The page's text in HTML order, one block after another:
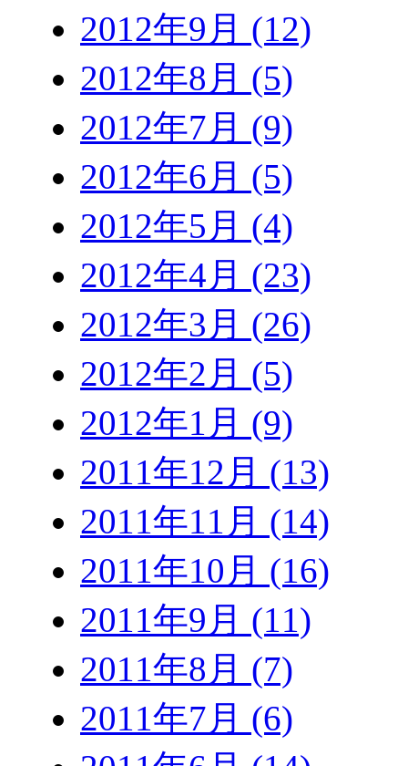
2012年9月 (12)
2012年8月 (5)
2012年7月 (9)
2012年6月 (5)
2012年5月 (4)
2012年4月 (23)
2012年3月 (26)
2012年2月 (5)
2012年1月 (9)
2011年12月 (13)
2011年11月 (14)
2011年10月 (16)
2011年9月 (11)
2011年8月 (7)
2011年7月 (6)